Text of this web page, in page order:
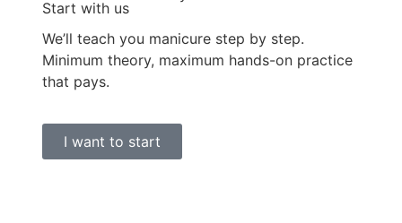
Start with us
We’ll teach you manicure step by step.
Minimum theory, maximum hands-on practice
that pays.
I want to start